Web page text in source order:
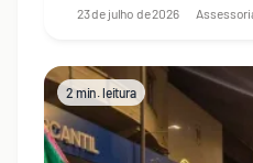
23 de julho de 2026
2 min. leitura